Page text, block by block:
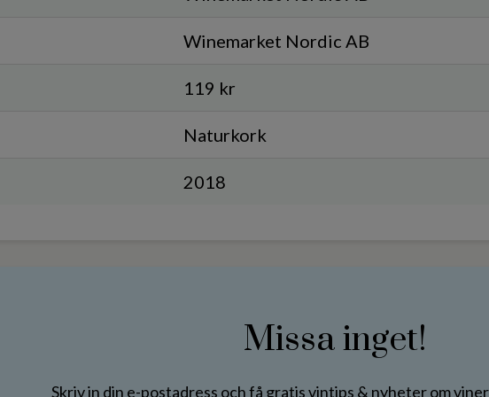
Winemarket Nordic AB
119 kr
Naturkork
2018
Missa inget!
Skriv in din e-postadress och få gratis vintips & nyheter om